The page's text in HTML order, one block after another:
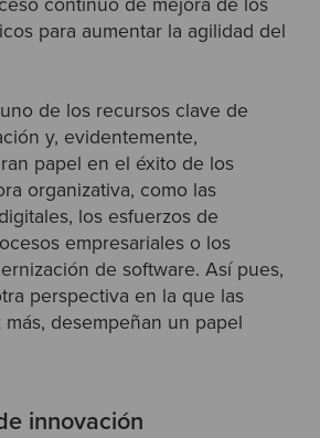
para aumentar la agilidad del
de los recursos clave de
y, evidentemente,
papel en el éxito de los
organizativa, como las
los esfuerzos de
empresariales o los
de software. Así pues,
perspectiva en la que las
desempeñan un papel
innovación